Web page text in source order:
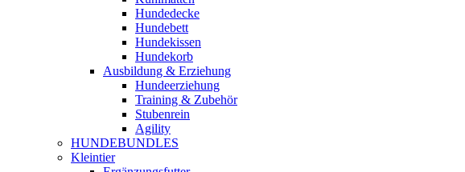
Hundedecke
Hundebett
Hundekissen
Hundekorb
Ausbildung & Erziehung
Hundeerziehung
Training & Zubehör
Stubenrein
Agility
HUNDEBUNDLES
Kleintier